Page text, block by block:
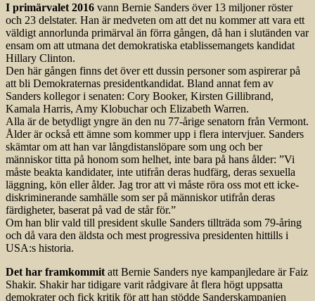
I primärvalet 2016 vann Bernie Sanders över 13 miljoner röster
och 23 delstater. Han är medveten om att det nu kommer att vara ett
väldigt annorlunda primärval än förra gången, då han i slutänden var
ensam om att utmana det demokratiska etablissemangets kandidat
Hillary Clinton.
Den här gången finns det över ett dussin personer som aspirerar på
att bli Demokraternas presidentkandidat. Bland annat fem av
Sanders kollegor i senaten: Cory Booker, Kirsten Gillibrand,
Kamala Harris, Amy Klobuchar och Elizabeth Warren.
Alla är de betydligt yngre än den nu 77-årige senatorn från Vermont.
Ålder är också ett ämne som kommer upp i flera intervjuer. Sanders
skämtar om att han var långdistanslöpare som ung och ber
människor titta på honom som helhet, inte bara på hans ålder: ”Vi
måste beakta kandidater, inte utifrån deras hudfärg, deras sexuella
läggning, kön eller ålder. Jag tror att vi måste röra oss mot ett icke-
diskriminerande samhälle som ser på människor utifrån deras
färdigheter, baserat på vad de står för.”
Om han blir vald till president skulle Sanders tillträda som 79-åring
och då vara den äldsta och mest progressiva presidenten hittills i
USA:s historia.
Det har framkommit att Bernie Sanders nye kampanjledare är Faiz
Shakir. Shakir har tidigare varit rådgivare åt flera högt uppsatta
demokrater och fick kritik för att han stödde Sanderskampanjen